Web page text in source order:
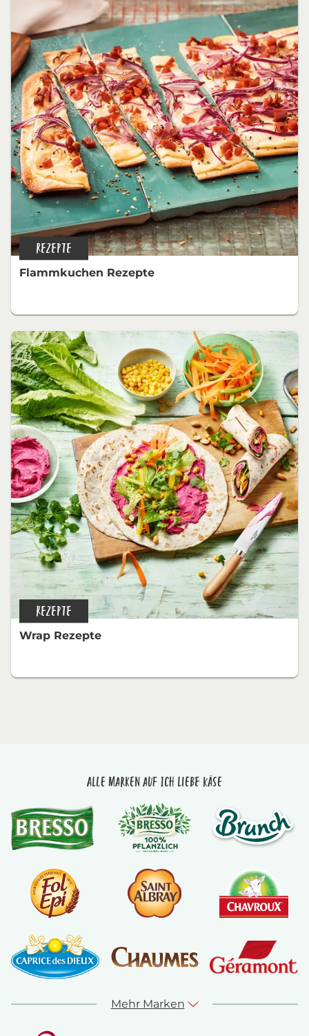
REZEPTE
Flammkuchen Rezepte
REZEPTE
Wrap Rezepte
Alle Marken auf Ich liebe Käse
Mehr Marken